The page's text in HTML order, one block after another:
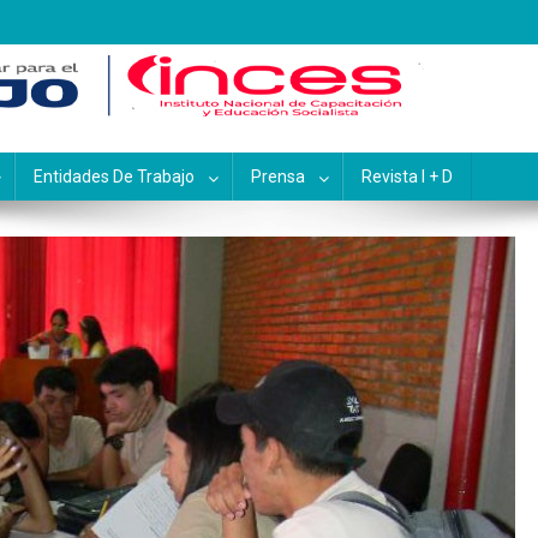
y Educación
Entidades De Trabajo Prensa Revista I + D